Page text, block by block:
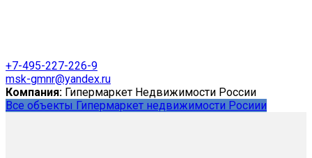
+7-495-227-226-9
msk-gmnr@yandex.ru
Компания: Гипермаркет Недвижимости России
Все объекты Гипермаркет недвижимости Росиии